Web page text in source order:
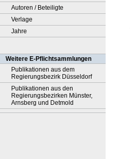
Autoren / Beteiligte
Verlage
Jahre
Weitere E-Pflichtsammlungen
Publikationen aus dem
Regierungsbezirk Düsseldorf
Publikationen aus den
Regierungsbezirken Münster,
Arnsberg und Detmold